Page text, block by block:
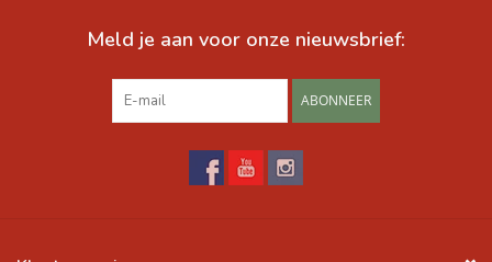
Meld je aan voor onze nieuwsbrief:
ABONNEER